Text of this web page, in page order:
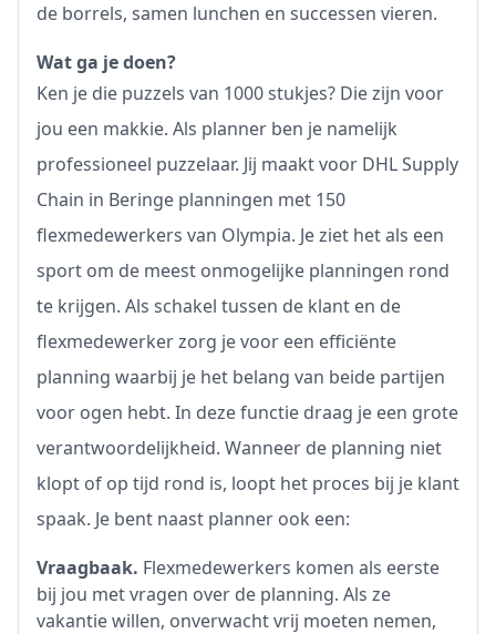
de borrels, samen lunchen en successen vieren.
Wat ga je doen?
Ken je die puzzels van 1000 stukjes? Die zijn voor
jou een makkie. Als planner ben je namelijk
professioneel puzzelaar. Jij maakt voor DHL Supply
Chain in Beringe planningen met 150
flexmedewerkers van Olympia. Je ziet het als een
sport om de meest onmogelijke planningen rond
te krijgen. Als schakel tussen de klant en de
flexmedewerker zorg je voor een efficiënte
planning waarbij je het belang van beide partijen
voor ogen hebt. In deze functie draag je een grote
verantwoordelijkheid. Wanneer de planning niet
klopt of op tijd rond is, loopt het proces bij je klant
spaak. Je bent naast planner ook een:
Vraagbaak. Flexmedewerkers komen als eerste
bij jou met vragen over de planning. Als ze
vakantie willen, onverwacht vrij moeten nemen,